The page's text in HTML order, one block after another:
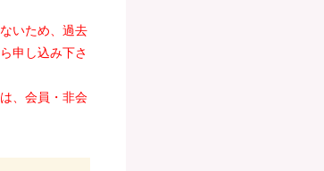
いため、過去
申し込み下さ
、会員・非会